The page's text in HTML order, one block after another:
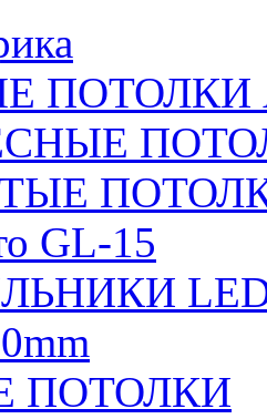
ПОТОЛКИ
GL-15
ПОТОЛКИ